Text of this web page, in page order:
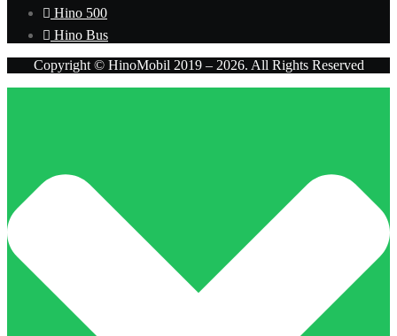
Hino 500
Hino Bus
Copyright © HinoMobil 2019 – 2026. All Rights Reserved